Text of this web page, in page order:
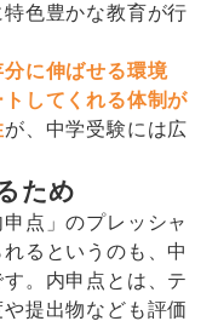
色豊かな教育が行
に伸ばせる環境
してくれる体制が
が、中学受験には広
ため
点」のプレッシャ
るというのも、中
。内申点とは、テ
提出物なども評価